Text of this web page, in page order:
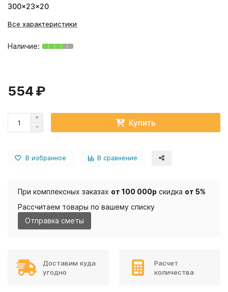
300×23×20
Все характеристики
554 ₽
Купить
В избранное В сравнение
При комплексных заказах от 100 000р скидка от 5%
Рассчитаем товары по вашему списку
Отправка сметы
Доставим куда
угодно
Расчет
количества